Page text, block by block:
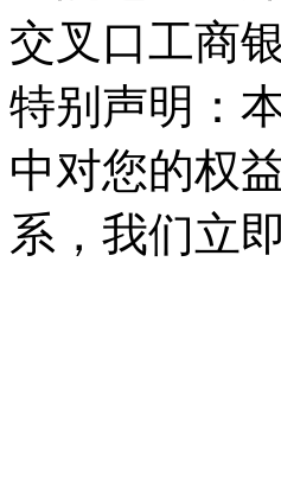
交叉口工商
特别声明：
中对您的权
系，我们立